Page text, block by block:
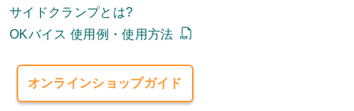
サイドクランプとは?
OKバイス 使用例・使用方法
オンラインショップガイド